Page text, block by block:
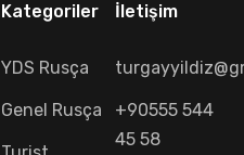
Kategoriler
YDS Rusça
Genel Rusça
İletişim
+90555 544
45 58